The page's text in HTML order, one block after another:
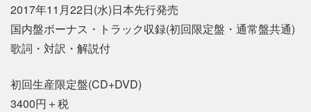
2017年11月22日(水)日本先行発売
国内盤ボーナス・トラック収録(初回限定盤・通常盤共通)
歌詞・対訳・解説付
初回生産限定盤(CD+DVD)
3400円＋税